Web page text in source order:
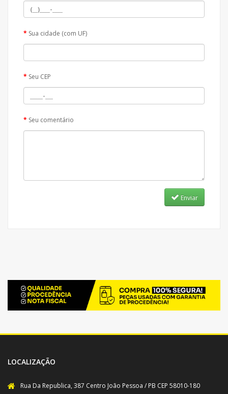
Sua cidade (com UF)
Seu CEP
Seu comentário
Enviar
LOCALIZAÇÃO
Rua Da Republica, 387 Centro João Pessoa / PB CEP 58010-180